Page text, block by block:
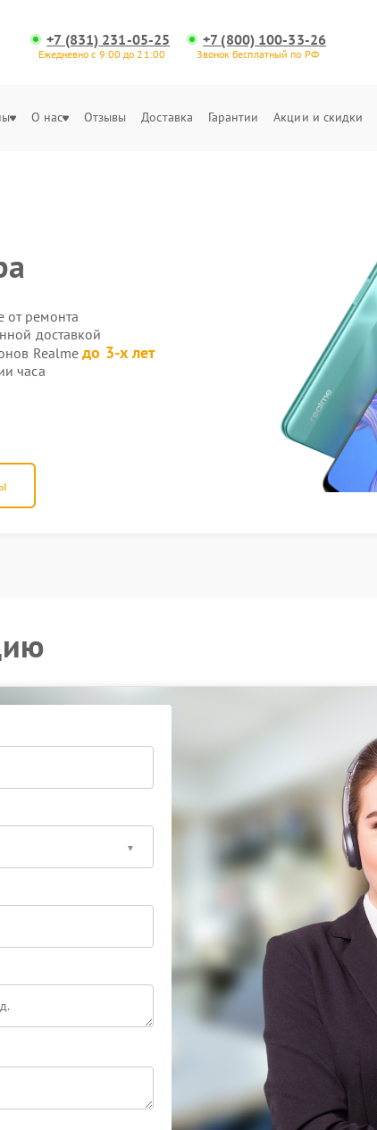
+7 (831) 231-05-25
Ежедневно с 9:00 до 21:00
+7 (800) 100-33-26
Звонок бесплатный по РФ
О нас Отзывы Доставка Гарантии Акции и скидки
от ремонта
доставкой
Realmeдо 3-х лет
часа